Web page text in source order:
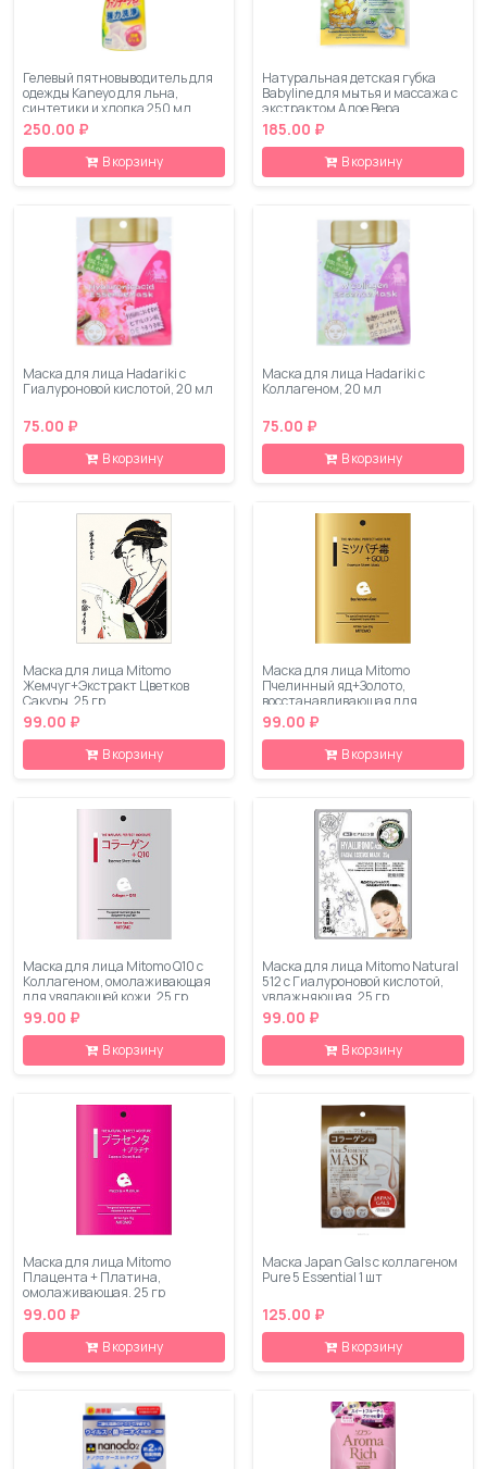
Гелевый пятновыводитель для
одежды Kaneyo для льна,
синтетики и хлопка 250 мл
250.00 ₽
В корзину
Натуральная детская губка
Babyline для мытья и массажа с
экстрактом Алое Вера
185.00 ₽
В корзину
Маска для лица Hadariki с
Гиалуроновой кислотой, 20 мл
75.00 ₽
В корзину
Маска для лица Hadariki с
Коллагеном, 20 мл
75.00 ₽
В корзину
Маска для лица Mitomo
Жемчуг+Экстракт Цветков
Сакуры, 25 гр
99.00 ₽
В корзину
Маска для лица Mitomo
Пчелинный яд+Золото,
восстанавливающая для
чувствительной кожи, 25 гр
99.00 ₽
В корзину
Маска для лица Mitomo Q10 c
Коллагеном, омолаживающая
для увядающей кожи, 25 гр
99.00 ₽
В корзину
Маска для лица Mitomo Natural
512 с Гиалуроновой кислотой,
увлажняющая, 25 гр
99.00 ₽
В корзину
Маска для лица Mitomo
Плацента + Платина,
омолаживающая, 25 гр
99.00 ₽
В корзину
Маска Japan Gals с коллагеном
Pure 5 Essential 1 шт
125.00 ₽
В корзину